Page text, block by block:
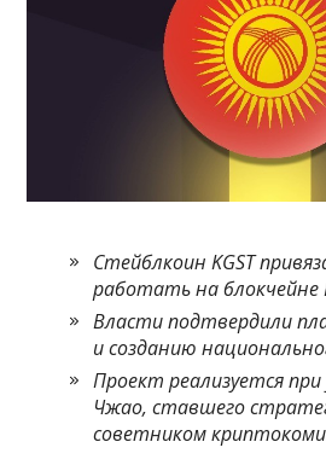
Стейблкоин KGST
работать на блокчейне
Власти подтвердили
и созданию
Проект реализуется
Чжао, ставшего
советником